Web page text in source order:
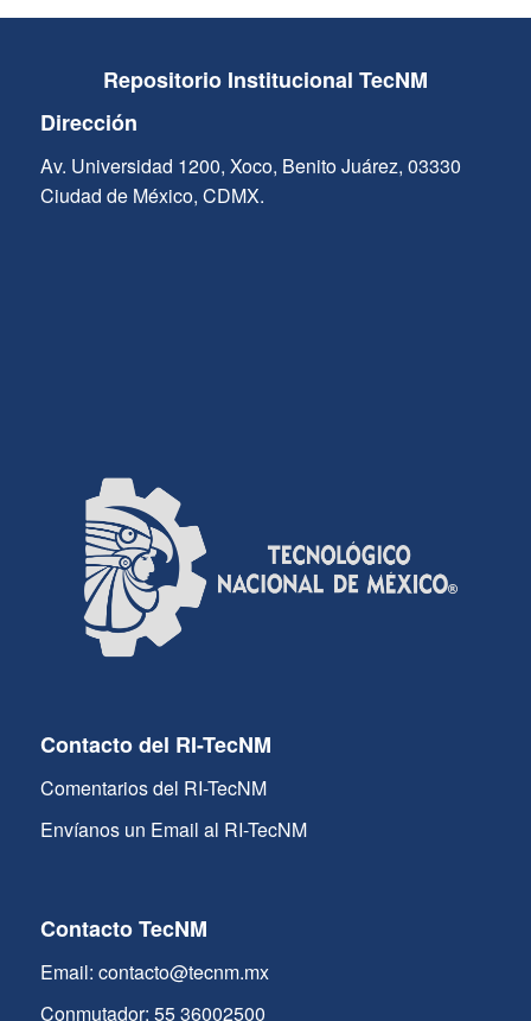
Repositorio Institucional TecNM
Dirección
Av. Universidad 1200, Xoco, Benito Juárez, 03330
Ciudad de México, CDMX.
Contacto del RI-TecNM
Comentarios del RI-TecNM
Envíanos un Email al RI-TecNM
Contacto TecNM
Email: contacto@tecnm.mx
Conmutador: 55 36002500